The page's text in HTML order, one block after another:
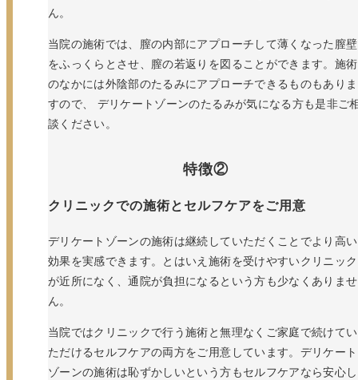
ん。
当院の施術では、膣の内部にアプローチして薄くなった膣壁
をふっくらとさせ、膣の若返りを図ることができます。施術
のなかには外陰部のたるみにアプローチできるものもありま
すので、 デリケートゾーンのたるみが気になる方も是非ご
談ください。
特徴②
クリニックでの施術とセルフケアをご用意
デリケートゾーンの施術は継続していただくことでより高い
効果を実感できます。とはいえ施術を受けやすいクリニック
が近所になく、通院が負担になるという方も少なくありませ
ん。
当院ではクリニックで行う施術と無理なくご家庭で続けてい
ただけるセルフケアの両方をご用意しています。デリケート
ゾーンの施術は恥ずかしいという方もセルフケアなら安心し